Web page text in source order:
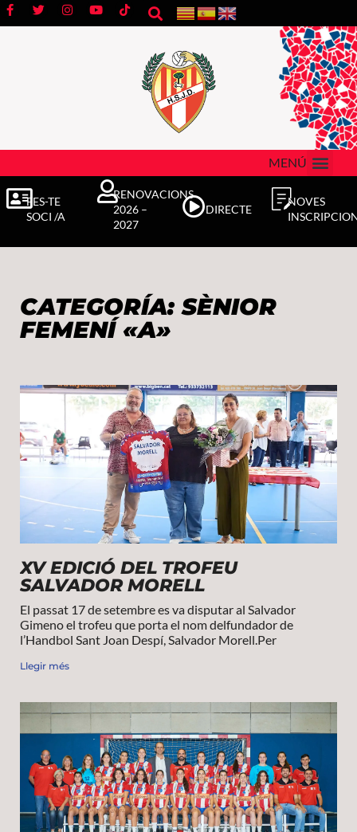
MENÚ
FES-TE
SOCI /A
RENOVACIONS
2026 –
2027
DIRECTE
NOVES
CATEGORÍA: SÈNIOR
FEMENÍ «A»
XV EDICIÓ DEL TROFEU
SALVADOR MORELL
El passat 17 de setembre es va disputar al Salvador
Gimeno el trofeu que porta el nom delfundador de
l’Handbol Sant Joan Despí, Salvador Morell.Per
Llegir més